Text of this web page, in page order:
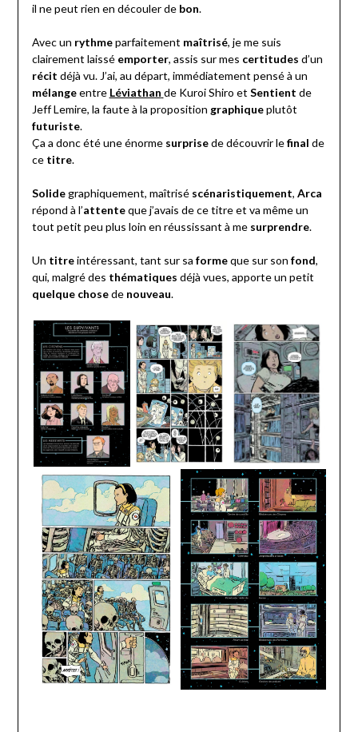
il ne peut rien en découler de bon.
Avec un rythmeparfaitement maîtrisé, je me suis
clairement laissé emporter, assis sur mes certitudes d’un
récit déjà vu. J’ai, au départ, immédiatement pensé à un
mélangeentre Léviathan de Kuroi Shiro et Sentient de
Jeff Lemire, la faute à la proposition graphiqueplutôt
futuriste.
Ça a donc été une énorme surprisede découvrir lefinal de
ce titre.
Solidegraphiquement, maîtrisé scénaristiquement, Arca
répond à l’attenteque j’avais de ce titre et va même un
tout petit peu plus loin en réussissant à me surprendre.
Un titreintéressant, tant sur sa formeque sur son fond,
qui, malgré des thématiques déjà vues, apporte un petit
quelque chosede nouveau.